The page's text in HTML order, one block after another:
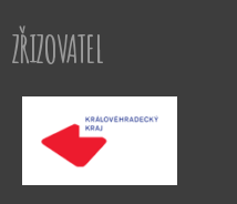
ZŘIZOVATEL